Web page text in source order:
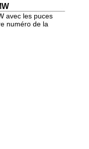
avec les puces
numéro de la